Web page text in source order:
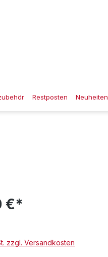
Restposten Neuheiten
€*
zzgl. Versandkosten